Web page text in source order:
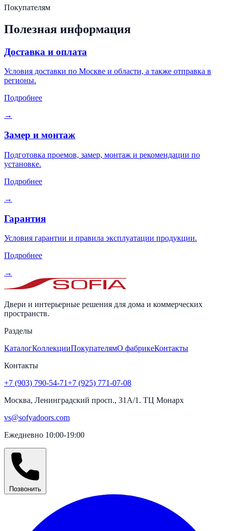
вдохновленный исследованием японской традиции –
в&nbsp;вашем интерьере. Авторский дизайн от итальянской
студии Гарсия Кумини, вдохновленный исследованием
японской традиции – в вашем интерьере. Студия Гарсия
для...
Смотреть коллекцию
Покупателям
Доставка и оплата
регионы.
Замер и монтаж
Подготовка проемов, замер, монтаж и рекомендации по
установке.
Подробнее
→
Условия гарантии и правила эксплуатации продукции.
Подробнее
→
Двери и интерьерные решения для дома и коммерческих
+7 (903) 790-54-71
Москва, Ленинградский просп., 31А/1. ТЦ Монарх
vs@sofyadoors.com
Ежедневно 10:00-19:00